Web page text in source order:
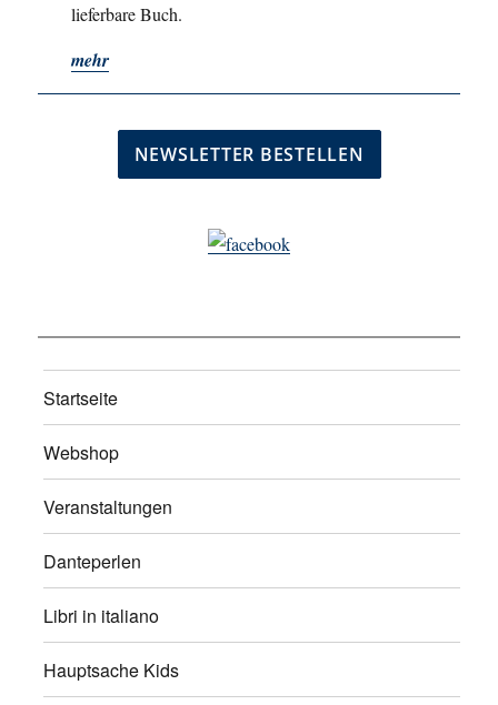
lieferbare Buch.
mehr
Startseite
Webshop
Veranstaltungen
Danteperlen
Libri in italiano
Hauptsache Kids